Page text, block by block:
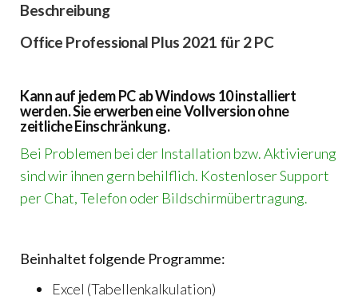
Beschreibung
Office Professional Plus 2021 für 2 PC
Kann auf jedem PC ab Windows 10 installiert
werden. Sie erwerben eine Vollversion ohne
zeitliche Einschränkung.
Bei Problemen bei der Installation bzw. Aktivierung
sind wir ihnen gern behilflich. Kostenloser Support
per Chat, Telefon oder Bildschirmübertragung.
Beinhaltet folgende Programme:
Excel (Tabellenkalkulation)